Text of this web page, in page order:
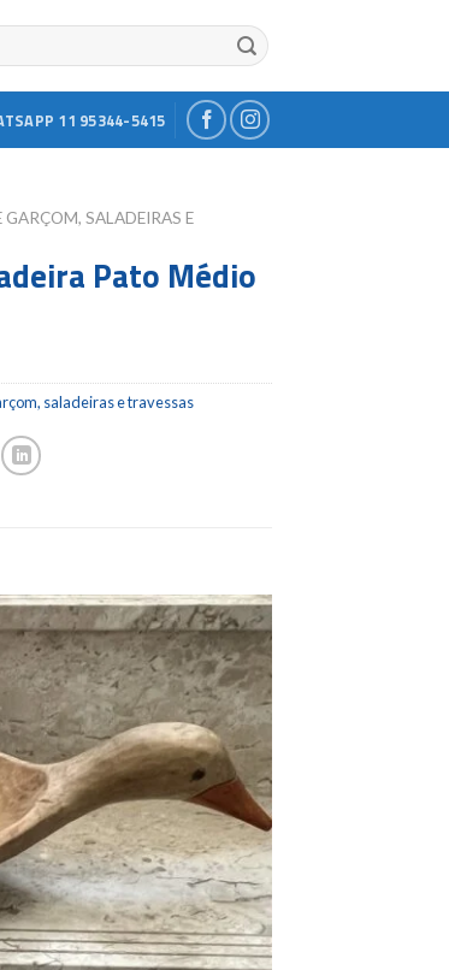
11 95344-5415
GARÇOM, SALADEIRAS E
Pato Médio
saladeiras e travessas